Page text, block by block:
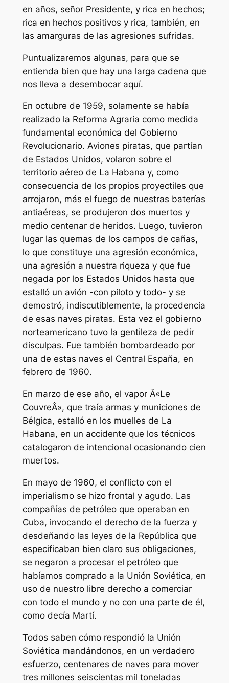
en años, señor Presidente, y rica en hechos;
rica en hechos positivos y rica, también, en
las amarguras de las agresiones sufridas.
Puntualizaremos algunas, para que se
entienda bien que hay una larga cadena que
nos lleva a desembocar aquí.
En octubre de 1959, solamente se había
realizado la Reforma Agraria como medida
fundamental económica del Gobierno
Revolucionario. Aviones piratas, que partían
de Estados Unidos, volaron sobre el
territorio aéreo de La Habana y, como
consecuencia de los propios proyectiles que
arrojaron, más el fuego de nuestras baterías
antiaéreas, se produjeron dos muertos y
medio centenar de heridos. Luego, tuvieron
lugar las quemas de los campos de cañas,
lo que constituye una agresión económica,
una agresión a nuestra riqueza y que fue
negada por los Estados Unidos hasta que
estalló un avión -con piloto y todo- y se
demostró, indiscutiblemente, la procedencia
de esas naves piratas. Esta vez el gobierno
norteamericano tuvo la gentileza de pedir
disculpas. Fue también bombardeado por
una de estas naves el Central España, en
febrero de 1960.
En marzo de ese año, el vapor Â«Le
CouvreÂ», que traía armas y municiones de
Bélgica, estalló en los muelles de La
Habana, en un accidente que los técnicos
catalogaron de intencional ocasionando cien
muertos.
En mayo de 1960, el conflicto con el
imperialismo se hizo frontal y agudo. Las
compañías de petróleo que operaban en
Cuba, invocando el derecho de la fuerza y
desdeñando las leyes de la República que
especificaban bien claro sus obligaciones,
se negaron a procesar el petróleo que
habíamos comprado a la Unión Soviética, en
uso de nuestro libre derecho a comerciar
con todo el mundo y no con una parte de él,
como decía Martí.
Todos saben cómo respondió la Unión
Soviética mandándonos, en un verdadero
esfuerzo, centenares de naves para mover
tres millones seiscientas mil toneladas